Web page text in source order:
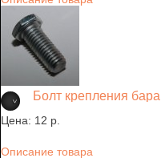
Болт крепления
Цена: 12 p.
Описание товара